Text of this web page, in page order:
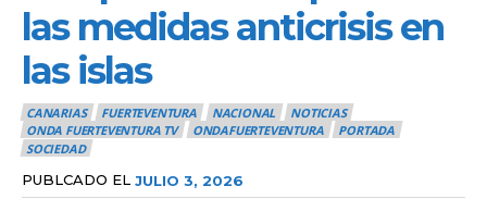
las medidas anticrisis en
las islas
CANARIAS FUERTEVENTURA NACIONAL
NOTICIAS
ONDA FUERTEVENTURA TV
ONDAFUERTEVENTURA
PORTADA
SOCIEDAD
PUBLCADO EL JULIO 3, 2026